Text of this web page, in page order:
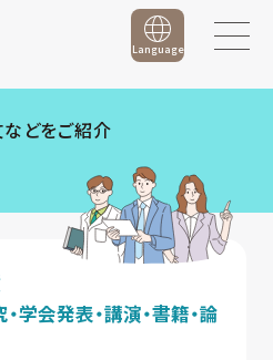
Language
どをご紹介
・学会発表・講演・書籍・論